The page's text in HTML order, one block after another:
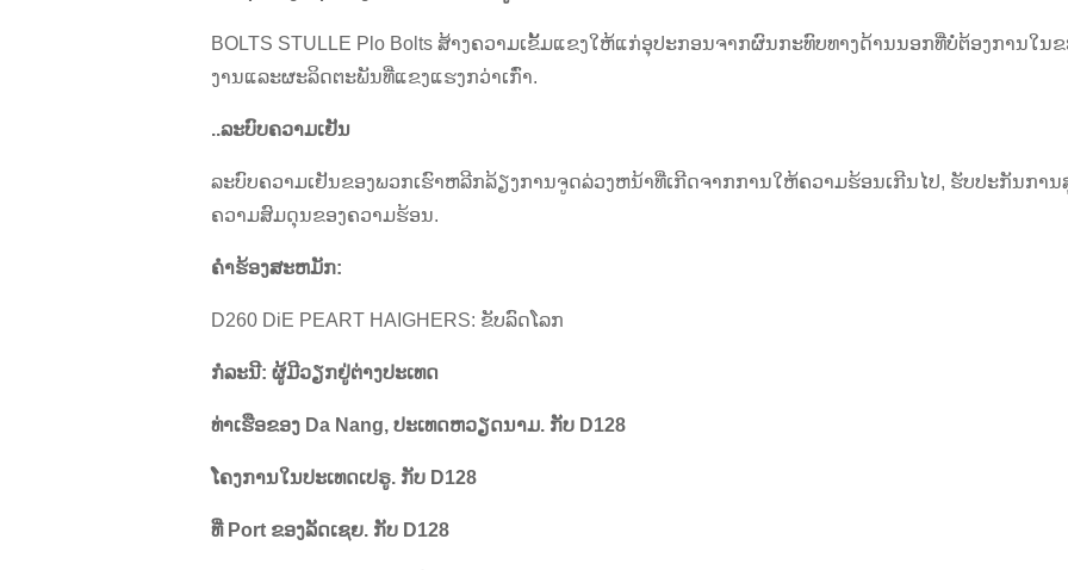
BOLTS STULLE Plo Bolts ສ້າງຄວາມເຂັ້ມແຂງໃຫ້ແກ່ອຸປະກອນຈາກຜົນກະທົບທາງດ້ານນອກທີ່ບໍ່ຕ້ອງການໃ
ງານແລະຜະລິດຕະພັນທີ່ແຂງແຮງກວ່າເກົ່າ.
..ລະບົບຄວາມເຢັນ
ລະບົບຄວາມເຢັນຂອງພວກເຮົາຫລີກລ້ຽງການຈູດລ່ວງຫນ້າທີ່ເກີດຈາກການໃຫ້ຄວາມຮ້ອນເກີນໄປ, ຮັບປະກັນກາ
ຄວາມສົມດຸນຂອງຄວາມຮ້ອນ.
ຄໍາຮ້ອງສະຫມັກ:
D260 DiE PEART HAIGHERS: ຂັບລົດໂລກ
ກໍລະນີ: ຜູ້ມີວຽກຢູ່ຕ່າງປະເທດ
ທ່າເຮືອຂອງ Da Nang, ປະເທດຫວຽດນາມ. ກັບ D128
ໂຄງການໃນປະເທດເປຣູ. ກັບ D128
ທີ່ Port ຂອງລັດເຊຍ. ກັບ D128